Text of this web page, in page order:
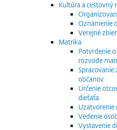
Kultúra a cestovný
Oznámenie
Verejné
Matrika
Potvrdenie
rozvode
Spracovanie
občanov
Určenie
dieťaťa
Uzatvorenie
Vedenie
Vystavenie